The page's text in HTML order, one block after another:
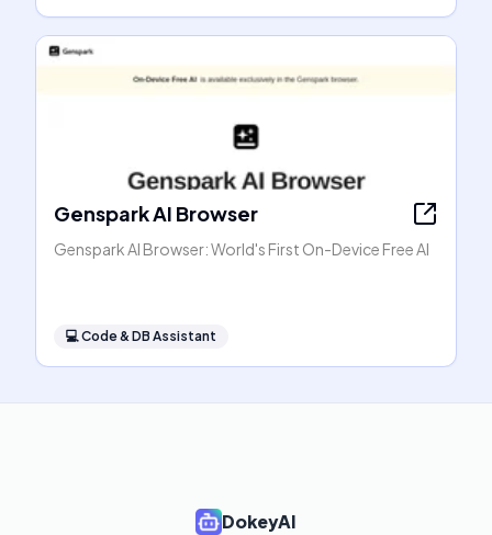
Genspark AI Browser
Genspark AI Browser: World's First On-Device Free AI
💻Code & DB Assistant
DokeyAI